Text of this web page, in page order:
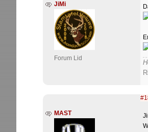
JiMi
Forum Lid
MAST